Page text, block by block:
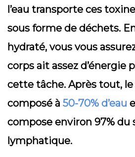
l’eau transporte ces
sous forme de déchets.
hydraté, vous vous
corps ait assez d’énergie
cette tâche. Après tout,
composé à 50-70% d’eau
compose environ 97% du
lymphatique.